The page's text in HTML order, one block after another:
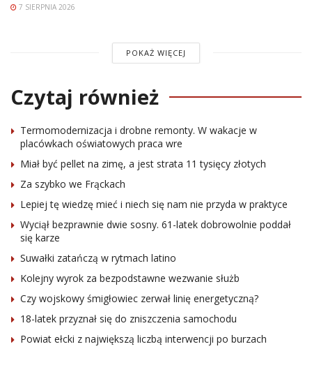
7 SIERPNIA 2026
POKAŻ WIĘCEJ
Czytaj również
Termomodernizacja i drobne remonty. W wakacje w
placówkach oświatowych praca wre
Miał być pellet na zimę, a jest strata 11 tysięcy złotych
Za szybko we Frąckach
Lepiej tę wiedzę mieć i niech się nam nie przyda w praktyce
Wyciął bezprawnie dwie sosny. 61-latek dobrowolnie poddał
się karze
Suwałki zatańczą w rytmach latino
Kolejny wyrok za bezpodstawne wezwanie służb
Czy wojskowy śmigłowiec zerwał linię energetyczną?
18-latek przyznał się do zniszczenia samochodu
Powiat ełcki z największą liczbą interwencji po burzach